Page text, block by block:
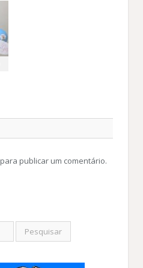
para publicar um comentário.